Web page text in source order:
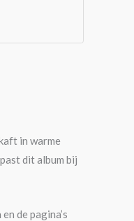
in warme
dit album bij
de pagina’s